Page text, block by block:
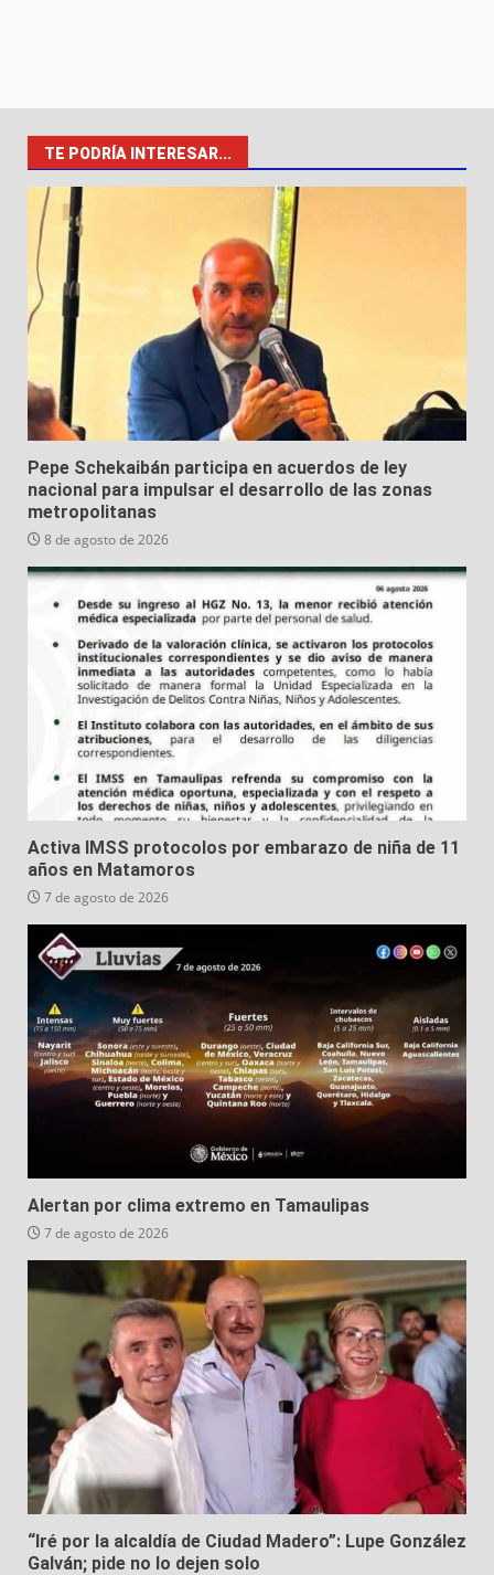
TE PODRÍA INTERESAR...
Pepe Schekaibán participa en acuerdos de ley
nacional para impulsar el desarrollo de las zonas
metropolitanas
8 de agosto de 2026
Activa IMSS protocolos por embarazo de niña de 11
años en Matamoros
7 de agosto de 2026
Alertan por clima extremo en Tamaulipas
7 de agosto de 2026
“Iré por la alcaldía de Ciudad Madero”: Lupe González
Galván; pide no lo dejen solo